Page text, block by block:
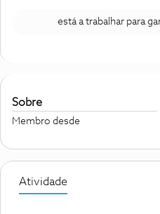
está a trabalhar para
Sobre
Membro desde
Atividade